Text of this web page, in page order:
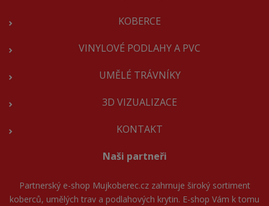
KOBERCE
VINYLOVÉ PODLAHY A PVC
UMĚLÉ TRÁVNÍKY
3D VIZUALIZACE
KONTAKT
Naši partneři
Partnerský e-shop Mujkoberec.czzahrnuje široký sortiment
koberců, umělých trav a podlahových krytin. E-shop Vám k tomu